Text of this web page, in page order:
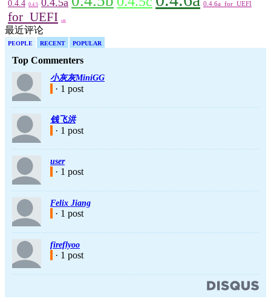
0.4.4 0.4.5 0.4.6a_for_UEFI
for_UEFI utils
最近评论
PEOPLE RECENT POPULAR
Top Commenters
小灰灰MiniGG
· 1 post
钱飞洪
· 1 post
user
· 1 post
Felix Jiang
· 1 post
fireflyoo
· 1 post